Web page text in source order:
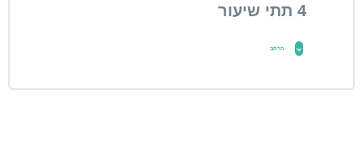
Module C Reading: Do You
4 תתי שיעור
הרחב